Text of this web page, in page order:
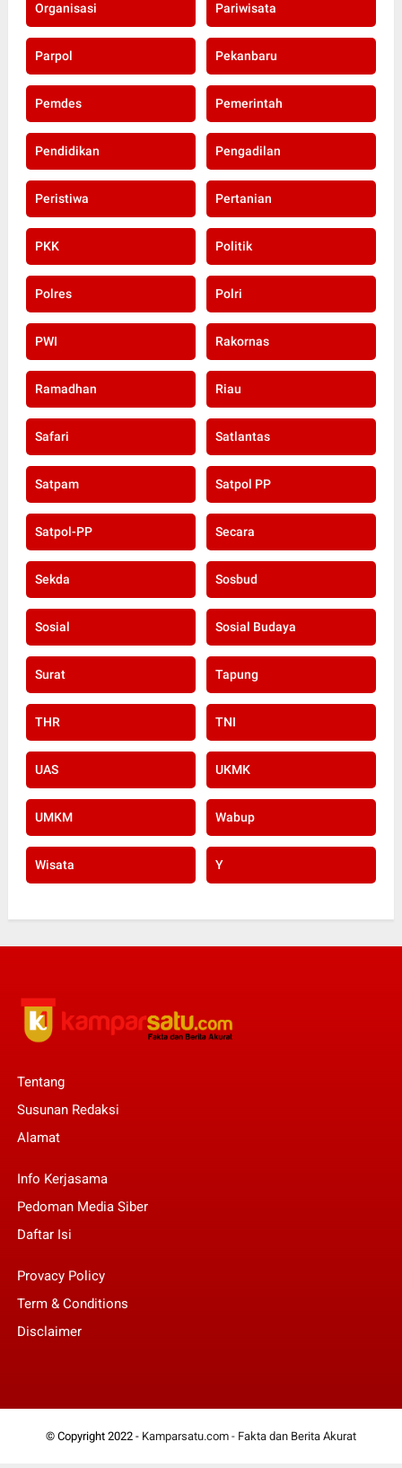
Organisasi Pariwisata
Parpol Pekanbaru
Pemdes Pemerintah
Pendidikan Pengadilan
Peristiwa Pertanian
PKK Politik
Polres Polri
PWI Rakornas
Ramadhan Riau
Safari Satlantas
Satpam Satpol PP
Satpol-PP Secara
Sekda Sosbud
Sosial Sosial Budaya
Surat Tapung
THR TNI
UAS UKMK
UMKM Wabup
Wisata Y
Tentang
Susunan Redaksi
Alamat
Info Kerjasama
Pedoman Media Siber
Daftar Isi
Provacy Policy
Term & Conditions
Disclaimer
© Copyright 2022 - Kamparsatu.com - Fakta dan Berita Akurat